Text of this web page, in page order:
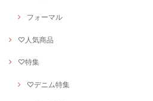
フォーマル
♡人気商品
♡特集
♡デニム特集